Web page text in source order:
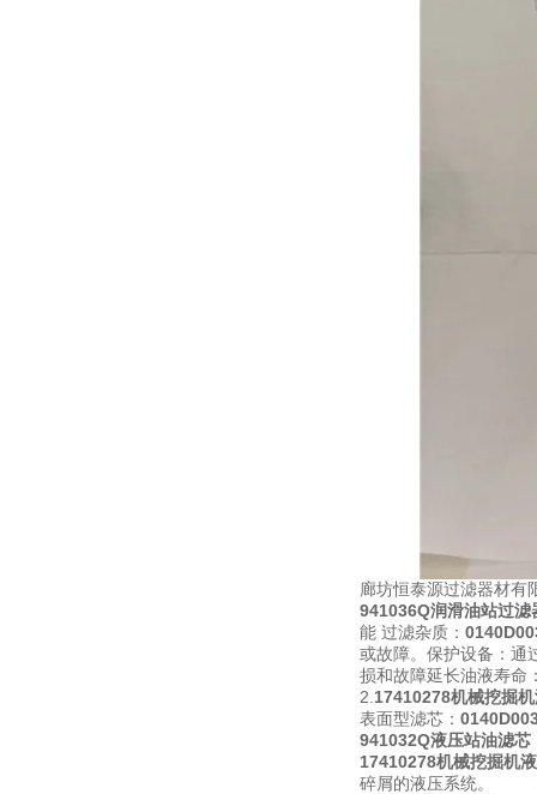
廊坊恒泰源过滤器材有
941036Q润滑油站过滤
能 过滤杂质：
或故障。保护设备：通
损和故障延长油液寿命
2. 17410278机械挖掘
表面型滤芯：
941032Q液压站油滤芯
17410278机械挖掘机
碎屑的液压系统。